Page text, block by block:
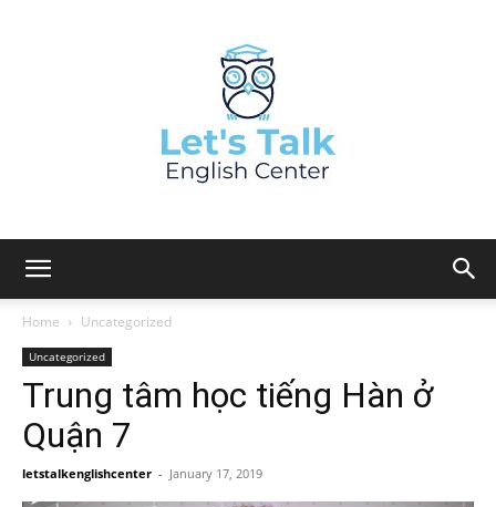
Home Uncategorized
Uncategorized
Trung tâm học tiếng Hàn ở
Quận 7
letstalkenglishcenter - January 17, 2019